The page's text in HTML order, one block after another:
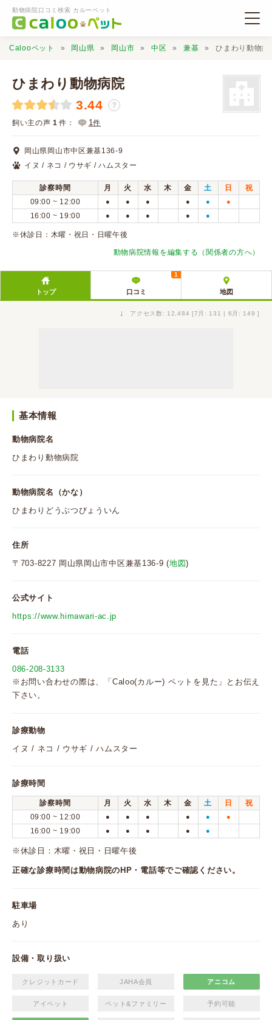
動物病院口コミ検索 カルーペット
動物病院検索
口コミ検索
Calooペットとは？
口コミ投稿
Calooペット 岡山県 岡山市 中区 兼基 ひまわり動物病
ひまわり動物病院
3.44 ？
飼い主の声 1 件： 1件
岡山県岡山市中区兼基136-9
イヌ / ネコ / ウサギ / ハムスター
診察時間 月 火 水 木 金 土 日
祝
09:00 ~ 12:00
● ● ● ● ● ●
16:00 ~ 19:00 ● ● ● ● ●
※休診日：木曜・祝日・日曜午後
動物病院情報を編集する（関係者の方へ）
トップ 口コミ
1
地図
↓ アクセス数: 12,484 [7月: 131 | 6月: 149 ]
基本情報
動物病院名
ひまわり動物病院
動物病院名（かな）
ひまわりどうぶつびょういん
住所
〒703-8227 岡山県岡山市中区兼基136-9 (地図)
公式サイト
https://www.himawari-ac.jp
電話
086-208-3133
※お問い合わせの際は、「Caloo(カルー) ペットを見た」とお伝え
下さい。
診療動物
イヌ / ネコ / ウサギ / ハムスター
診療時間
診察時間 月 火 水 木 金 土 日
祝
09:00 ~ 12:00
● ● ● ● ● ●
16:00 ~ 19:00 ● ● ● ● ●
※休診日：木曜・祝日・日曜午後
正確な診療時間は動物病院のHP・電話等でご確認ください。
駐車場
あり
設備・取り扱い
クレジットカード JAHA会員 アニコム
アイペット ペット&ファミリー 予約可能